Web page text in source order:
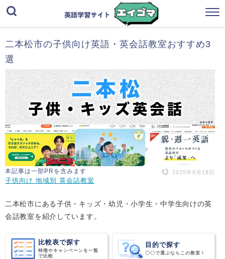
二本松市の子供向け英語・英会話教室おすすめ3
選
本記事は一部PRを含みます 2025年8月18日
子供向け 地域別 英会話教室
二本松市にある子供・キッズ・幼児・小学生・中学生向けの英
会話教室を紹介しています。
比較表で探す
特徴やキャンペーンを一覧
で比較
目的で探す
〇〇で選ぶならこの教室！